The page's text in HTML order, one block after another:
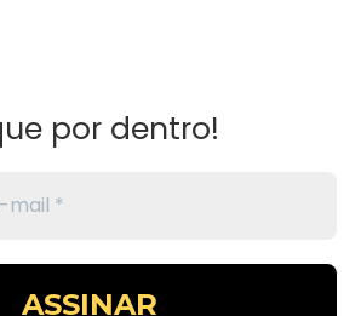
por dentro!